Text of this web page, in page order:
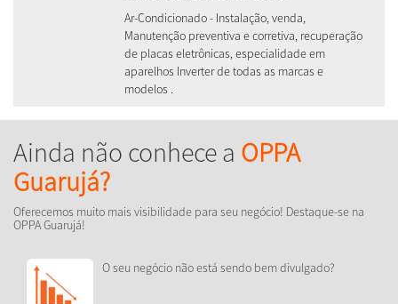
Ar-Condicionado - Instalação, venda,
Manutenção preventiva e corretiva, recuperação
de placas eletrônicas, especialidade em
aparelhos Inverter de todas as marcas e
modelos .
Ainda não conhece a OPPA
Guarujá?
Oferecemos muito mais visibilidade para seu negócio! Destaque-se na
OPPA Guarujá!
O seu negócio não está sendo bem divulgado?